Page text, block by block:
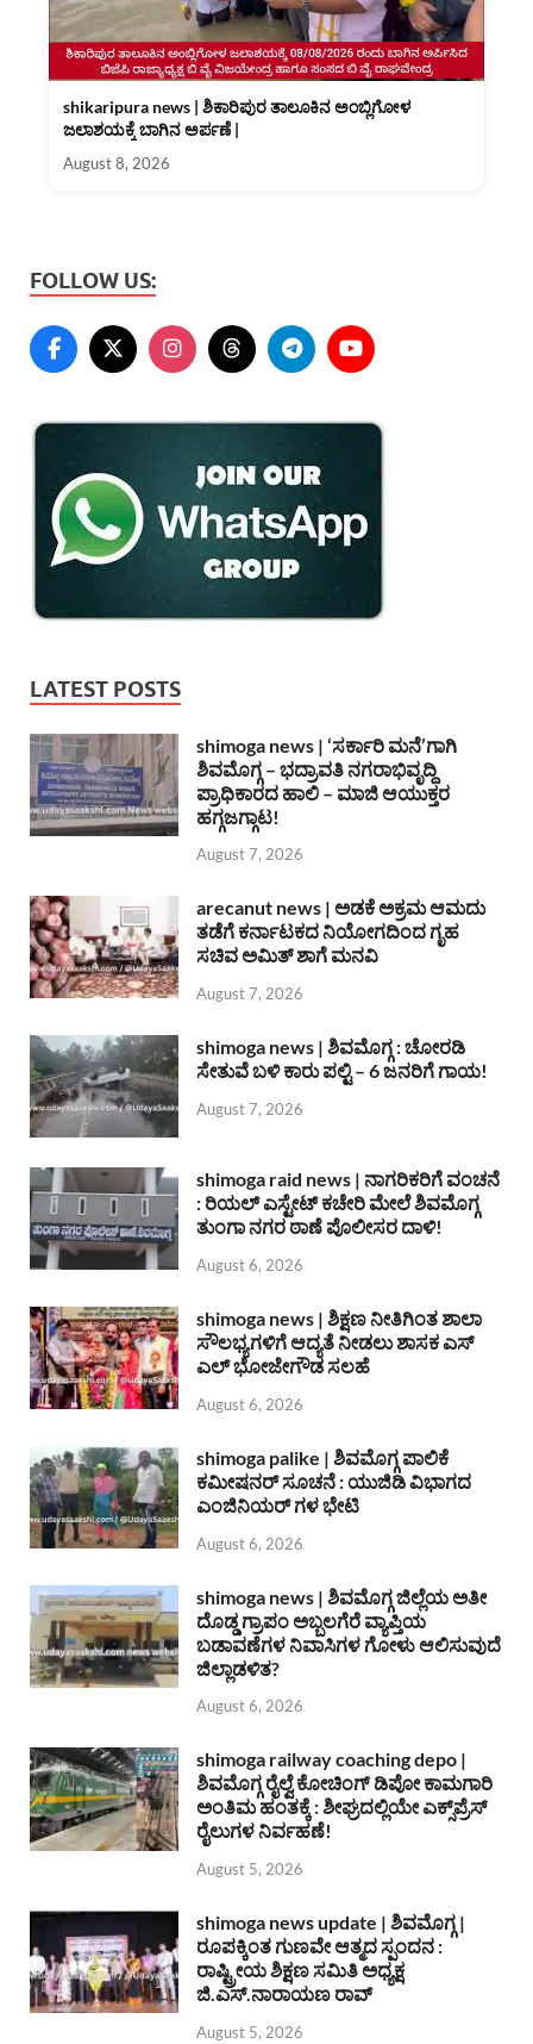
shikaripura news | ಶಿಕಾರಿಪುರ ತಾಲೂಕಿನ ಅಂಬ್ಲಿಗೋಳ
ಜಲಾಶಯಕ್ಕೆ ಬಾಗಿನ ಅರ್ಪಣೆ |
August 8, 2026
FOLLOW US:
LATEST POSTS
shimoga news | ‘ಸರ್ಕಾರಿ ಮನೆ’ಗಾಗಿ
ಶಿವಮೊಗ್ಗ – ಭದ್ರಾವತಿ ನಗರಾಭಿವೃದ್ದಿ
ಪ್ರಾಧಿಕಾರದ ಹಾಲಿ – ಮಾಜಿ ಆಯುಕ್ತರ
ಹಗ್ಗಜಗ್ಗಾಟ!
August 7, 2026
arecanut news | ಅಡಕೆ ಅಕ್ರಮ ಆಮದು
ತಡೆಗೆ ಕರ್ನಾಟಕದ ನಿಯೋಗದಿಂದ ಗೃಹ
ಸಚಿವ ಅಮಿತ್ ಶಾಗೆ ಮನವಿ
August 7, 2026
shimoga news | ಶಿವಮೊಗ್ಗ : ಚೋರಡಿ
ಸೇತುವೆ ಬಳಿ ಕಾರು ಪಲ್ಟಿ – 6 ಜನರಿಗೆ ಗಾಯ!
August 7, 2026
shimoga raid news | ನಾಗರಿಕರಿಗೆ ವಂಚನೆ
: ರಿಯಲ್ ಎಸ್ಟೇಟ್ ಕಚೇರಿ ಮೇಲೆ ಶಿವಮೊಗ್ಗ
ತುಂಗಾ ನಗರ ಠಾಣೆ ಪೊಲೀಸರ ದಾಳಿ!
August 6, 2026
shimoga news | ಶಿಕ್ಷಣ ನೀತಿಗಿಂತ ಶಾಲಾ
ಸೌಲಭ್ಯಗಳಿಗೆ ಆದ್ಯತೆ ನೀಡಲು ಶಾಸಕ ಎಸ್
ಎಲ್ ಭೋಜೇಗೌಡ ಸಲಹೆ
August 6, 2026
shimoga palike | ಶಿವಮೊಗ್ಗ ಪಾಲಿಕೆ
ಕಮೀಷನರ್ ಸೂಚನೆ : ಯುಜಿಡಿ ವಿಭಾಗದ
ಎಂಜಿನಿಯರ್ ಗಳ ಭೇಟಿ
August 6, 2026
shimoga news | ಶಿವಮೊಗ್ಗ ಜಿಲ್ಲೆಯ ಅತೀ
ದೊಡ್ಡ ಗ್ರಾಪಂ ಅಬ್ಬಲಗೆರೆ ವ್ಯಾಪ್ತಿಯ
ಬಡಾವಣೆಗಳ ನಿವಾಸಿಗಳ ಗೋಳು ಆಲಿಸುವುದೆ
ಜಿಲ್ಲಾಡಳಿತ?
August 6, 2026
shimoga railway coaching depo |
ಶಿವಮೊಗ್ಗ ರೈಲ್ವೆ ಕೋಚಿಂಗ್ ಡಿಪೋ ಕಾಮಗಾರಿ
ಅಂತಿಮ ಹಂತಕ್ಕೆ : ಶೀಘ್ರದಲ್ಲಿಯೇ ಎಕ್ಸ್‌ಪ್ರೆಸ್
ರೈಲುಗಳ ನಿರ್ವಹಣೆ!
August 5, 2026
shimoga news update | ಶಿವಮೊಗ್ಗ |
ರೂಪಕ್ಕಿಂತ ಗುಣವೇ ಆತ್ಮದ ಸ್ಪಂದನ :
ರಾಷ್ಟ್ರೀಯ ಶಿಕ್ಷಣ ಸಮಿತಿ ಅಧ್ಯಕ್ಷ
ಜಿ.ಎಸ್.ನಾರಾಯಣ ರಾವ್
August 5, 2026